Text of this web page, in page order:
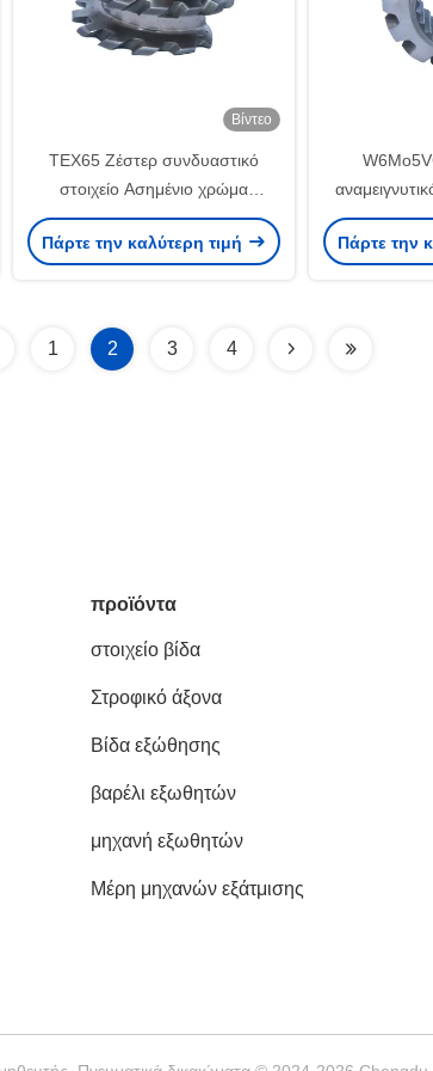
Βίντεο
TEX65 Ζέστερ συνδυαστικό
στοιχείο Ασημένιο χρώμα
εξωτήρας βίδα στοιχείο για
πλαστικά και ελαστικά
Πάρτε την καλύτερη τιμή
αντοχής
στοιχεία
Πάρτε την
1 2 3 4
προϊόντα
στοιχείο βίδα
Στροφικό άξονα
Βίδα εξώθησης
βαρέλι εξωθητών
μηχανή εξωθητών
Μέρη μηχανών εξάτμισης